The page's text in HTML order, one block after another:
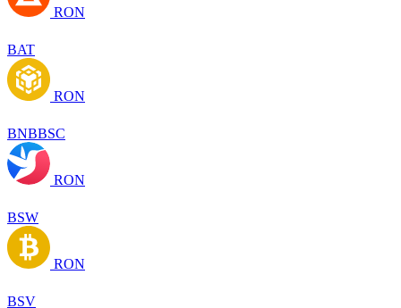
RON
BAT
RON
BNBBSC
RON
BSW
RON
BSV